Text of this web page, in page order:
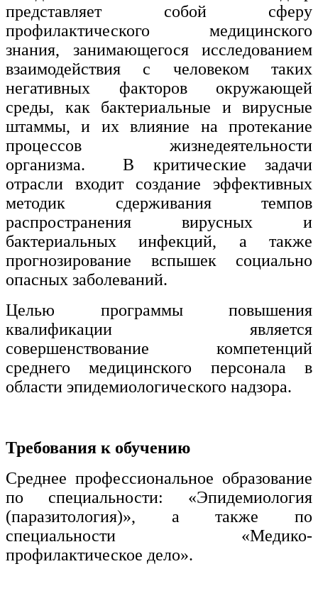
искусств
Средства массовой информации и
информативно-библиотечное дело
Управление в технических системах
Ветеринария и зоотехника
Подготовка к периодической
аккредитации
Основные Услуги
Дополнительные Услуги
представляет собой сферу
профилактического медицинского
знания, занимающегося исследованием
взаимодействия с человеком таких
негативных факторов окружающей
среды, как бактериальные и вирусные
штаммы, и их влияние на протекание
процессов жизнедеятельности
организма. В критические задачи
отрасли входит создание эффективных
методик сдерживания темпов
распространения вирусных и
бактериальных инфекций, а также
прогнозирование вспышек социально
опасных заболеваний.
Целью программы повышения
квалификации является
совершенствование компетенций
среднего медицинского персонала в
области эпидемиологического надзора.
Требования к обучению
Среднее профессиональное образование
по специальности: «Эпидемиология
(паразитология)», а также по
специальности «Медико-
профилактическое дело».